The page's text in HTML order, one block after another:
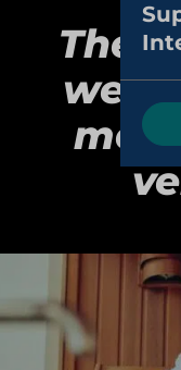
met
Thermen
rustgevende en